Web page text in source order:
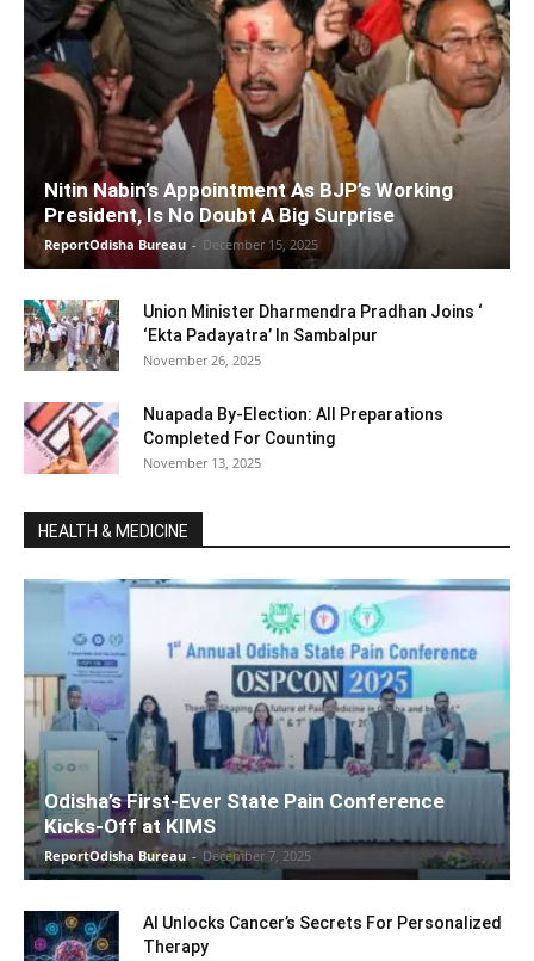
Nitin Nabin’s Appointment As BJP’s Working
President, Is No Doubt A Big Surprise
ReportOdisha Bureau - December 15, 2025
Union Minister Dharmendra Pradhan Joins ‘
‘Ekta Padayatra’ In Sambalpur
November 26, 2025
Nuapada By-Election: All Preparations
Completed For Counting
November 13, 2025
HEALTH & MEDICINE
Odisha’s First-Ever State Pain Conference
Kicks-Off at KIMS
ReportOdisha Bureau - December 7, 2025
AI Unlocks Cancer’s Secrets For Personalized
Therapy